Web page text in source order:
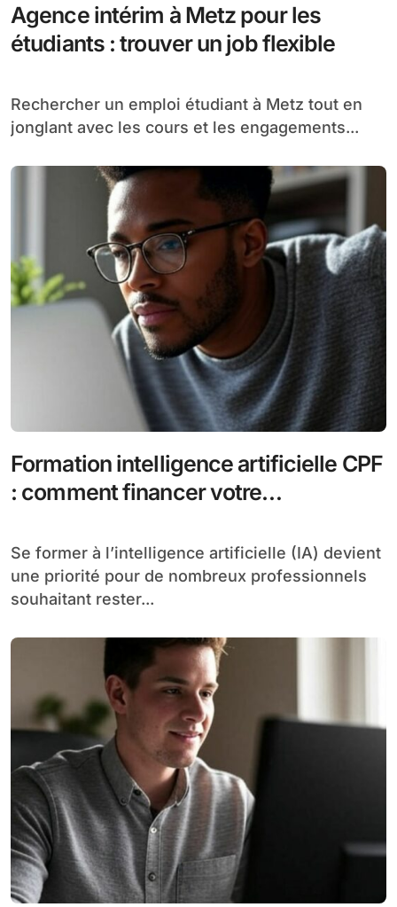
Agence intérim à Metz pour les
étudiants : trouver un job flexible
Rechercher un emploi étudiant à Metz tout en
jonglant avec les cours et les engagements...
Formation intelligence artificielle CPF
: comment financer votre
Se former à l’intelligence artificielle (IA) devient
une priorité pour de nombreux professionnels
souhaitant rester...